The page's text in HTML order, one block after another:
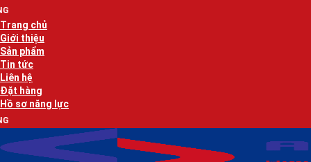
Bỏ
qua
nội
dung
Trang chủ
Giới thiệu
Sản phẩm
Tin tức
Liên hệ
Đặt hàng
Hồ sơ năng lực